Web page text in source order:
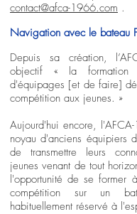
contact@afca-1966.com .
Navigation avec le bateau
Depuis sa création,
objectif « la formation
d'équipages [et de faire]
compétition aux jeunes. »
Aujourd'hui encore,
noyau d'anciens équipiers
de transmettre leurs
jeunes venant de tout
l'opportunité de se former
compétition sur un
habituellement réservé à